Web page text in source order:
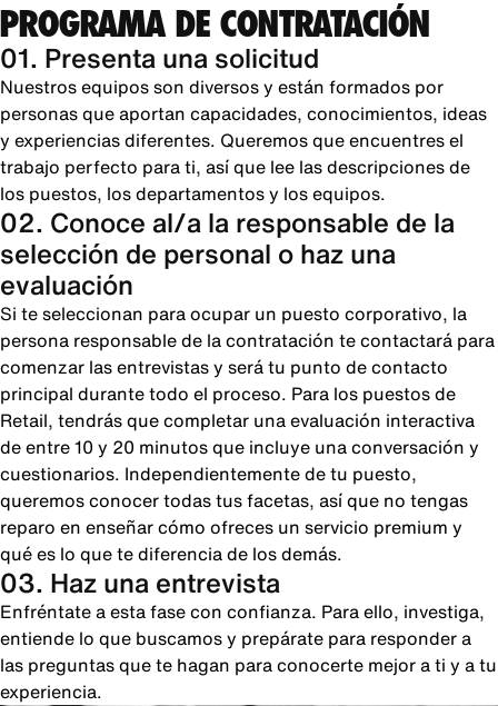
PROGRAMA DE CONTRATACIÓN
01. Presenta una solicitud
Nuestros equipos son diversos y están formados por
personas que aportan capacidades, conocimientos, ideas
y experiencias diferentes. Queremos que encuentres el
trabajo perfecto para ti, así que lee las descripciones de
los puestos, los departamentos y los equipos.
02. Conoce al/a la responsable de la
selección de personal o haz una
evaluación
Si te seleccionan para ocupar un puesto corporativo, la
persona responsable de la contratación te contactará para
comenzar las entrevistas y será tu punto de contacto
principal durante todo el proceso. Para los puestos de
Retail, tendrás que completar una evaluación interactiva
de entre 10 y 20 minutos que incluye una conversación y
cuestionarios. Independientemente de tu puesto,
queremos conocer todas tus facetas, así que no tengas
reparo en enseñar cómo ofreces un servicio premium y
qué es lo que te diferencia de los demás.
03. Haz una entrevista
Enfréntate a esta fase con confianza. Para ello, investiga,
entiende lo que buscamos y prepárate para responder a
las preguntas que te hagan para conocerte mejor a ti y a tu
experiencia.